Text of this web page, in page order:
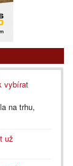
vybírat
na trhu,
už